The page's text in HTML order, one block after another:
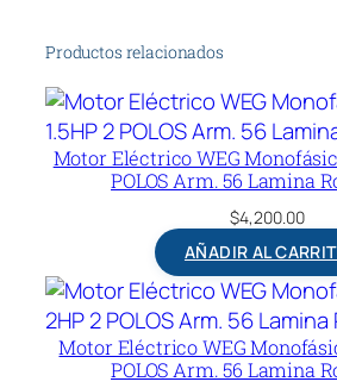
Productos relacionados
Motor Eléctrico WEG
POLOS Arm. 56 Lamina
$4,200.00
AÑADIR AL
Motor Eléctrico WEG
POLOS Arm. 56 Lamina